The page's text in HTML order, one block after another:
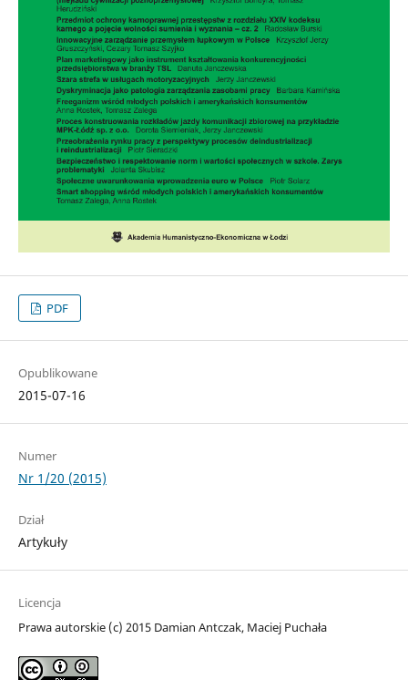
PDF
Opublikowane
2015-07-16
Numer
Nr 1/20 (2015)
Dział
Artykuły
Licencja
Prawa autorskie (c) 2015 Damian Antczak, Maciej Puchała